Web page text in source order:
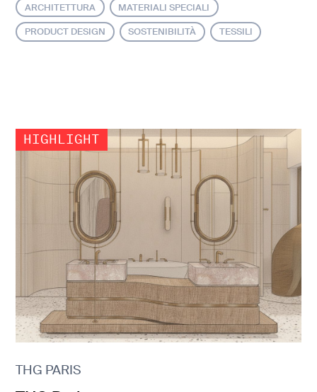
ARCHITETTURA MATERIALI SPECIALI
PRODUCT DESIGN SOSTENIBILITÀ TESSILI
THG PARIS